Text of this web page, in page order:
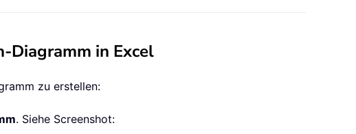
Diagramm in Excel
zu erstellen:
. Siehe Screenshot: